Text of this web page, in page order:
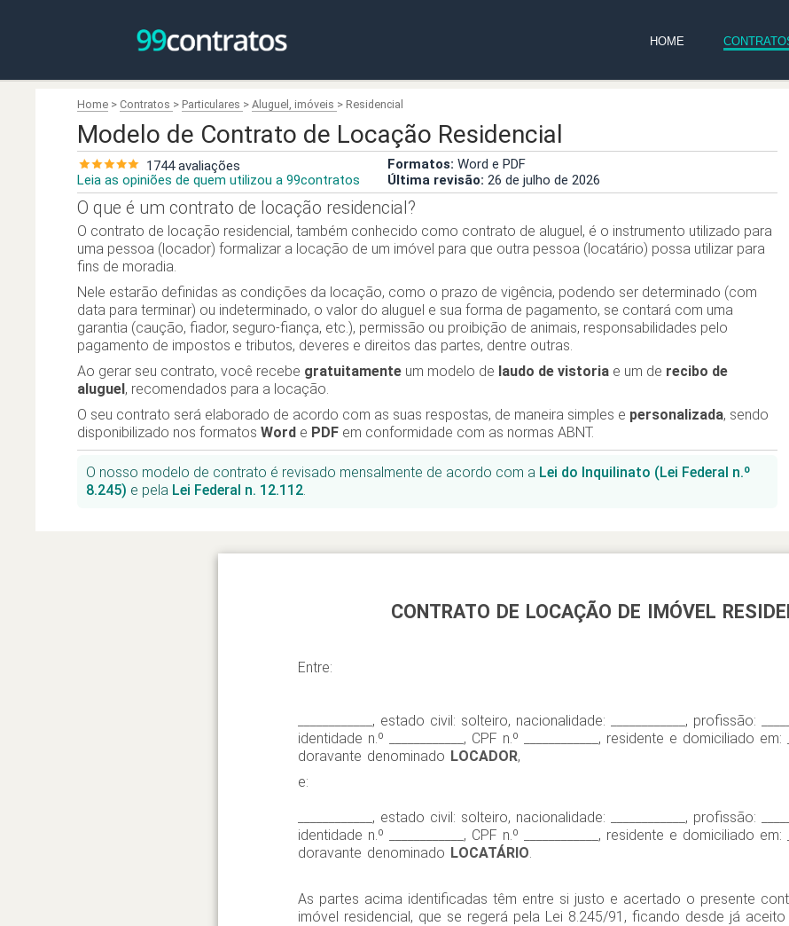
HOME
Home > Contratos > Particulares >Aluguel, imóveis > Residencial
Modelo de Contrato de Locação Residencial
1744 avaliações
Leia as opiniões de quem utilizou a 99contratos
Formatos: Word e PDF
Última revisão: 26 de julho de 2026
O que é um contrato de locação residencial?
O contrato de locação residencial, também conhecido como contrato de aluguel, é o instrumento utilizado para
uma pessoa (locador) formalizar a locação de um imóvel para que outra pessoa (locatário) possa utilizar para
fins de moradia.
Nele estarão definidas as condições da locação, como o prazo de vigência, podendo ser determinado (com
data para terminar) ou indeterminado, o valor do aluguel e sua forma de pagamento, se contará com uma
garantia (caução, fiador, seguro-fiança, etc.), permissão ou proibição de animais, responsabilidades pelo
pagamento de impostos e tributos, deveres e direitos das partes, dentre outras.
Ao gerar seu contrato, você recebe gratuitamente um modelo de laudo de vistoria e um de recibo de
aluguel, recomendados para a locação.
O seu contrato será elaborado de acordo com as suas respostas, de maneira simples e personalizada, sendo
disponibilizado nos formatosWord e PDF em conformidade com as normas ABNT.
O nosso modelo de contrato é revisado mensalmente de acordo com a Lei do Inquilinato (Lei Federal n.º
8.245) e pela Lei Federal n. 12.112.
CONTRATO DE LOCAÇÃO DE IMÓVEL
Entre:
____________, estado civil: solteiro, nacionalidade: ____________, profissão:
identidade n.º ____________, CPF n.º ____________, residente e domiciliado em:
doravante denominado LOCADOR,
e:
____________, estado civil: solteiro, nacionalidade: ____________, profissão:
identidade n.º ____________, CPF n.º ____________, residente e domiciliado em:
doravante denominado LOCATÁRIO.
As partes acima identificadas têm entre si justo e acertado o presente
imóvel residencial, que se regerá pela Lei 8.245/91, ficando desde já